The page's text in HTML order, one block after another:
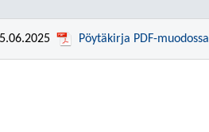
Pöytäkirja PDF-muodossa